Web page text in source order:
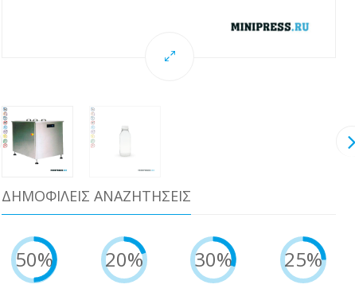
ΔΗΜΟΦΙΛΕΊΣ ΑΝΑΖΗΤΉΣΕΙΣ
50% 20% 30% 25%